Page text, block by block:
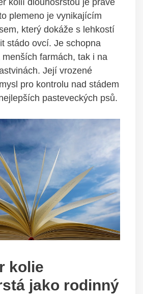
kolií dlouhosrstou je právě
plemeno je vynikajícím
který dokáže s lehkostí
stádo ovcí. Je schopna
farmách, tak i na
Její vrozené
pro kontrolu nad stádem
pasteveckých psů.
kolie
jako rodinný